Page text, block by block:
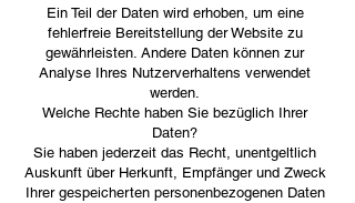
Ein Teil der Daten wird erhoben, um eine
fehlerfreie Bereitstellung der Website zu
gewährleisten. Andere Daten können zur
Analyse Ihres Nutzerverhaltens verwendet
werden.
Welche Rechte haben Sie bezüglich Ihrer
Daten?
Sie haben jederzeit das Recht, unentgeltlich
Auskunft über Herkunft, Empfänger und Zweck
Ihrer gespeicherten personenbezogenen Daten